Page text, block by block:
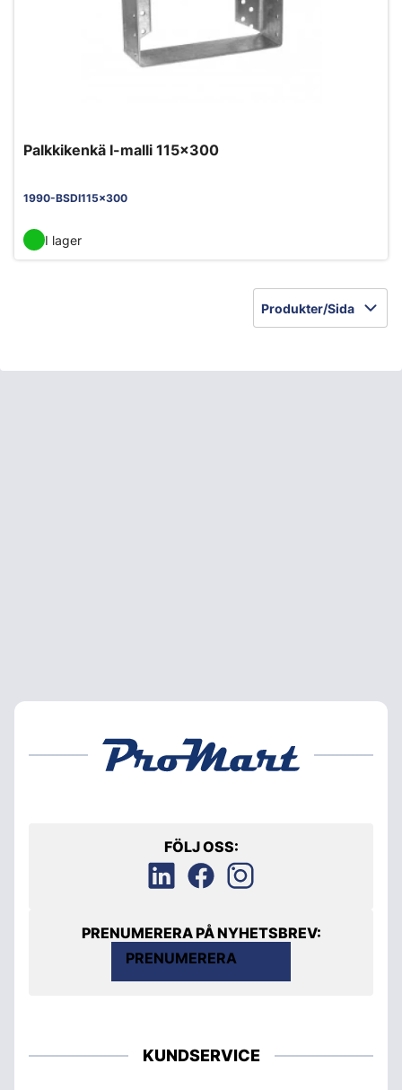
Palkkikenkä I-malli 115x300
1990-BSDI115x300
I lager
Produkter/Sida
FÖLJ OSS:
PRENUMERERA PÅ NYHETSBREV:
PRENUMERERA
KUNDSERVICE